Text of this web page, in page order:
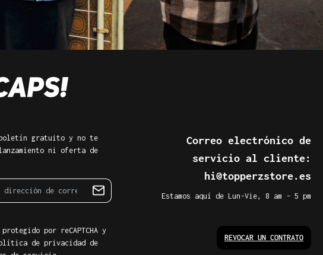
gratuito y no te
ni oferta de
por reCAPTCHA y
de privacidad de
Correo electrónico de
servicio al cliente:
hi@topperzstore.es
Estamos aquí de Lun-Vie, 8 am - 5 pm
REVOCAR UN CONTRATO